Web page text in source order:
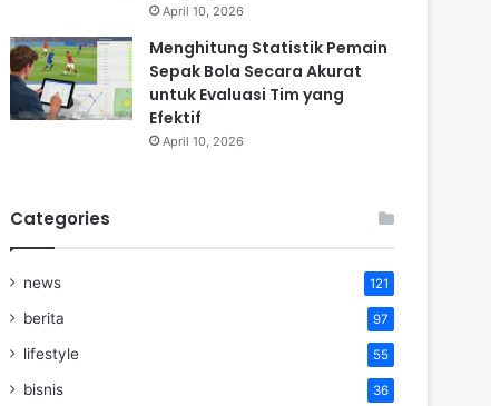
April 10, 2026
Menghitung Statistik Pemain
Sepak Bola Secara Akurat
untuk Evaluasi Tim yang
Efektif
April 10, 2026
Categories
news 121
berita 97
lifestyle 55
bisnis 36